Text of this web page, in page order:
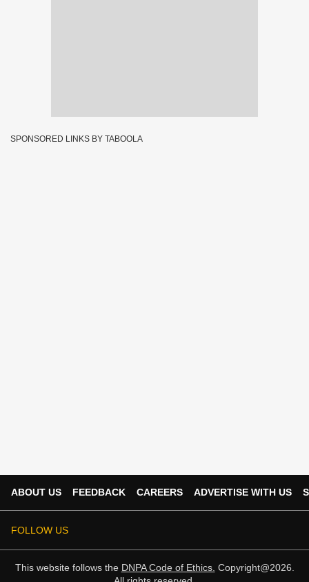
SPONSORED LINKS BY TABOOLA
ABOUT US FEEDBACK CAREERS ADVERTISE WITH US
FOLLOW US
This website follows the DNPA Code of Ethics. Copyright@2026.